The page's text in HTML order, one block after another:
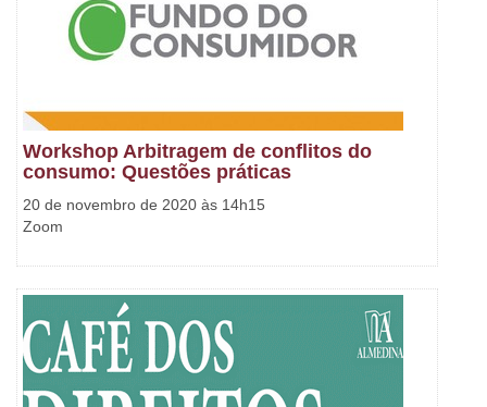
Workshop Arbitragem de conflitos do
consumo: Questões práticas
20 de novembro de 2020 às 14h15
Zoom